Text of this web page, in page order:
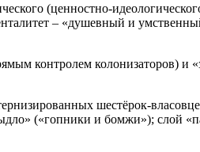
(ценностно-
– «душевный и
контролем колонизаторов) и
шестёрок-
(«гопники и бомжи»); слой